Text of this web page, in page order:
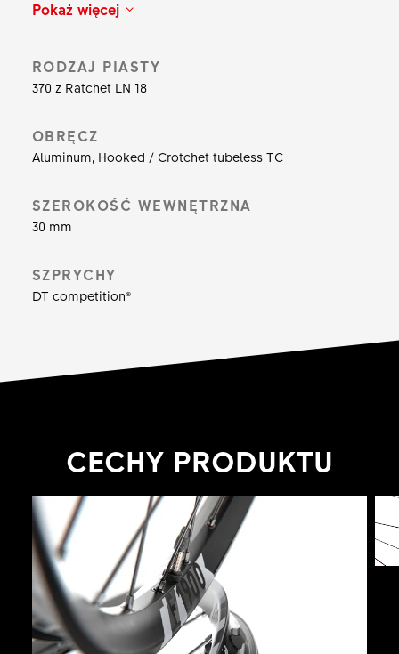
wykonaniem skoku jest jeszcze większa, jeśli jako
zostały zaprojektowane tak, aby wytrzymać wiele,
nie tylko w razie upadku. Dzięki nowej obręczy
zjazdowych, w połączeniu z naszą sprawdzoną
pokonywanie wielu okrążeń w bike parku.
Pokaż więcej
RODZAJ PIASTY
370 z Ratchet LN 18
OBRĘCZ
Aluminum, Hooked / Crotchet tubeless TC
SZEROKOŚĆ WEWNĘTRZNA
30 mm
SZPRYCHY
DT competition®
CECHY PRODUKTU